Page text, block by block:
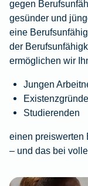
gegen
gesünder und
eine
der
ermöglichen wir
Jungen
Studierenden
einen preiswerten
– und das bei